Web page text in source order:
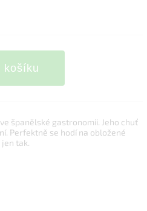
košíku
španělské gastronomii. Jeho chuť
Perfektně se hodí na obložené
tak.